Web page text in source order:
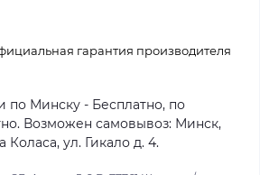
гарантия производителя
по Минску - Бесплатно, по
Возможен самовывоз: Минск,
ул. Гикало д. 4.